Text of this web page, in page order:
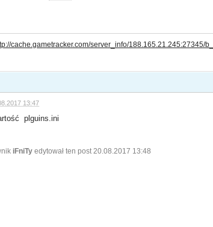
cache.gametracker.com/server_info/188.165.21.245:27345/
13:47
plguins.ini
iFniTy edytował ten post 20.08.2017 13:48